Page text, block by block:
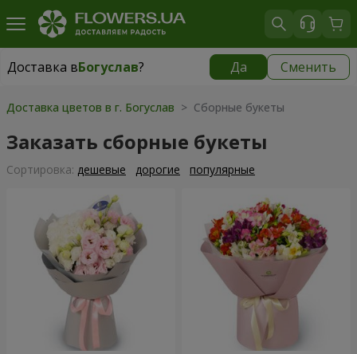
Доставка вБогуслав? Да Сменить
Доставка вБогуслав|
Доставка цветов в г. Богуслав > Сборные букеты
Заказать сборные букеты
Cортировка: дешевые дорогие популярные